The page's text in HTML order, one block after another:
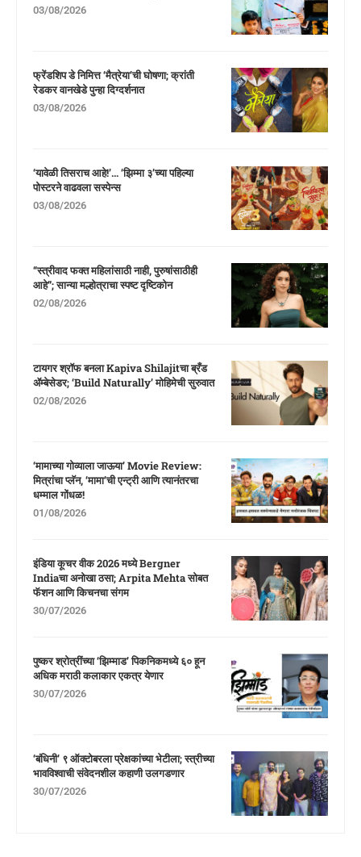
03/08/2026
फ्रेंडशिप डे निमित्त ‘मैत्रेया’ची घोषणा; क्रांती
रेडकर वानखेडे पुन्हा दिग्दर्शनात
03/08/2026
‘यावेळी तिसराच आहे!’… ‘झिम्मा ३’च्या पहिल्या
पोस्टरने वाढवला सस्पेन्स
03/08/2026
“स्त्रीवाद फक्त महिलांसाठी नाही, पुरुषांसाठीही
आहे”; सान्या मल्होत्राचा स्पष्ट दृष्टिकोन
02/08/2026
टायगर श्रॉफ बनला Kapiva Shilajitचा ब्रँड
ॲम्बेसेडर; ‘Build Naturally’ मोहिमेची सुरुवात
02/08/2026
‘मामाच्या गोव्याला जाऊया’ Movie Review:
मित्रांचा प्लॅन, ‘मामा’ची एन्ट्री आणि त्यानंतरचा
धम्माल गोंधळ!
01/08/2026
इंडिया कूचर वीक 2026 मध्ये Bergner
Indiaचा अनोखा ठसा; Arpita Mehta सोबत
फॅशन आणि किचनचा संगम
30/07/2026
पुष्कर श्रोत्रींच्या ‘झिम्माड’ पिकनिकमध्ये ६० हून
अधिक मराठी कलाकार एकत्र येणार
30/07/2026
‘बंधिनी’ ९ ऑक्टोबरला प्रेक्षकांच्या भेटीला; स्त्रीच्या
भावविश्वाची संवेदनशील कहाणी उलगडणार
30/07/2026